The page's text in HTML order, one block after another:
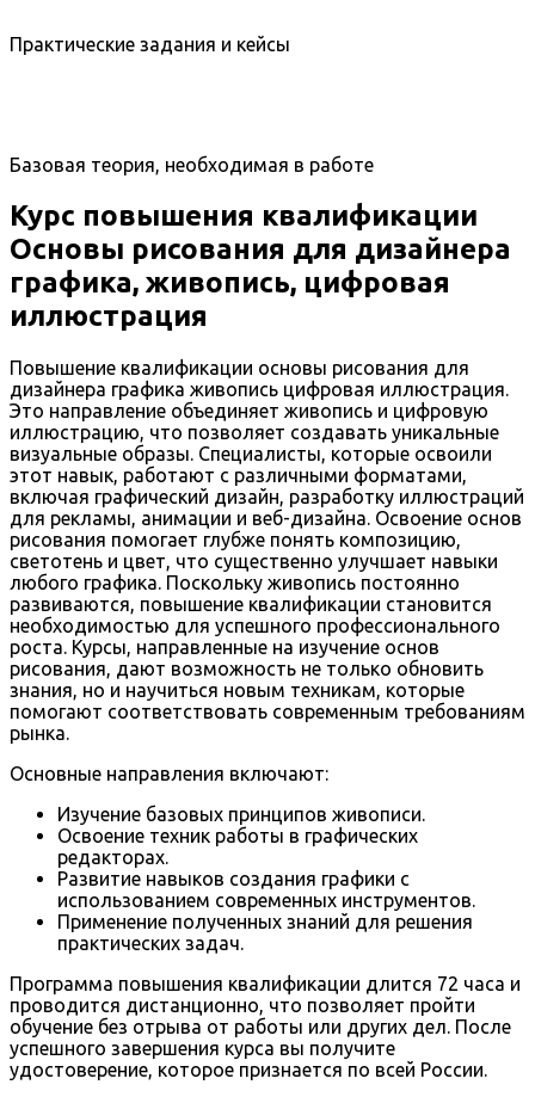
Практические задания и кейсы
Базовая теория, необходимая в работе
Курс повышения квалификации
Основы рисования для дизайнера
графика, живопись, цифровая
иллюстрация
Повышение квалификации основы рисования для
дизайнера графика живопись цифровая иллюстрация.
Это направление объединяет живопись и цифровую
иллюстрацию, что позволяет создавать уникальные
визуальные образы. Специалисты, которые освоили
этот навык, работают с различными форматами,
включая графический дизайн, разработку иллюстраций
для рекламы, анимации и веб-дизайна. Освоение основ
рисования помогает глубже понять композицию,
светотень и цвет, что существенно улучшает навыки
любого графика. Поскольку живопись постоянно
развиваются, повышение квалификации становится
необходимостью для успешного профессионального
роста. Курсы, направленные на изучение основ
рисования, дают возможность не только обновить
знания, но и научиться новым техникам, которые
помогают соответствовать современным требованиям
рынка.
Основные направления включают:
Изучение базовых принципов живописи.
Освоение техник работы в графических
редакторах.
Развитие навыков создания графики с
использованием современных инструментов.
Применение полученных знаний для решения
практических задач.
Программа повышения квалификации длится 72 часа и
проводится дистанционно, что позволяет пройти
обучение без отрыва от работы или других дел. После
успешного завершения курса вы получите
удостоверение, которое признается по всей России.